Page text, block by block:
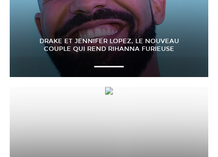
DRAKE ET JENNIFER LOPEZ, LE NOUVEAU
COUPLE QUI REND RIHANNA FURIEUSE